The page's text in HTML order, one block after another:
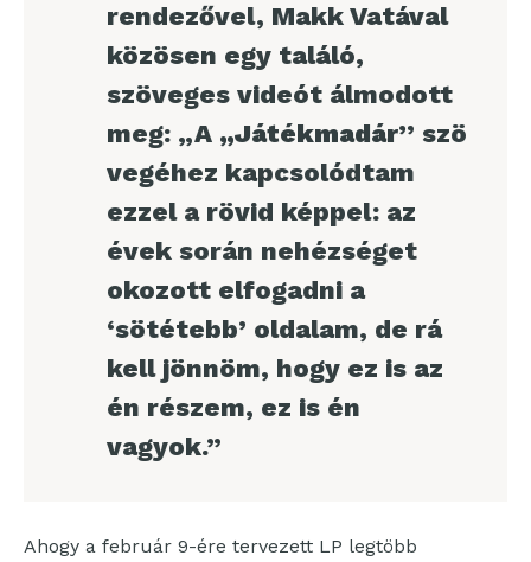
rendezővel, Makk Vatával
közösen egy találó,
szöveges videót álmodott
meg: „A „Játékmadár” szö
vegéhez kapcsolódtam
ezzel a rövid képpel: az
évek során nehézséget
okozott elfogadni a
‘sötétebb’ oldalam, de rá
kell jönnöm, hogy ez is az
én részem, ez is én
vagyok.”
Ahogy a február 9-ére tervezett LP legtöbb